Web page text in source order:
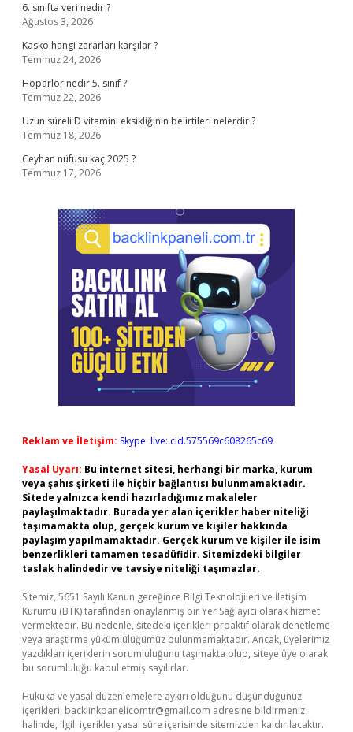
6. sınıfta veri nedir ?
Ağustos 3, 2026
Kasko hangi zararları karşılar ?
Temmuz 24, 2026
Hoparlör nedir 5. sınıf ?
Temmuz 22, 2026
Uzun süreli D vitamini eksikliğinin belirtileri nelerdir ?
Temmuz 18, 2026
Ceyhan nüfusu kaç 2025 ?
Temmuz 17, 2026
Reklam ve İletişim: Skype: live:.cid.575569c608265c69
Yasal Uyarı: Bu internet sitesi, herhangi bir marka, kurum
veya şahıs şirketi ile hiçbir bağlantısı bulunmamaktadır.
Sitede yalnızca kendi hazırladığımız makaleler
paylaşılmaktadır. Burada yer alan içerikler haber niteliği
taşımamakta olup, gerçek kurum ve kişiler hakkında
paylaşım yapılmamaktadır. Gerçek kurum ve kişiler ile isim
benzerlikleri tamamen tesadüfidir. Sitemizdeki bilgiler
taslak halindedir ve tavsiye niteliği taşımazlar.
Sitemiz, 5651 Sayılı Kanun gereğince Bilgi Teknolojileri ve İletişim
Kurumu (BTK) tarafından onaylanmış bir Yer Sağlayıcı olarak hizmet
vermektedir. Bu nedenle, sitedeki içerikleri proaktif olarak denetleme
veya araştırma yükümlülüğümüz bulunmamaktadır. Ancak, üyelerimiz
yazdıkları içeriklerin sorumluluğunu taşımakta olup, siteye üye olarak
bu sorumluluğu kabul etmiş sayılırlar.
Hukuka ve yasal düzenlemelere aykırı olduğunu düşündüğünüz
içerikleri, backlinkpanelicomtr@gmail.com adresine bildirmeniz
halinde, ilgili içerikler yasal süre içerisinde sitemizden kaldırılacaktır.